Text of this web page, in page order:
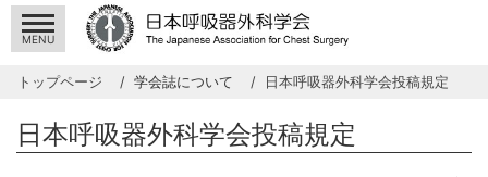
MENU
トップページ 学会誌について 日本呼吸器外科学会投稿規定
日本呼吸器外科学会投稿規定